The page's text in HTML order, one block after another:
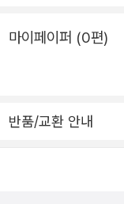
마이페이퍼 (0편)
반품/교환 안내